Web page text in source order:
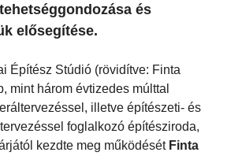
és
elősegítése.
Építész Stúdió (rövidítve: Finta
mint három évtizedes múlttal
illetve építészeti- és
foglalkozó építésziroda,
kezdte meg működését Finta